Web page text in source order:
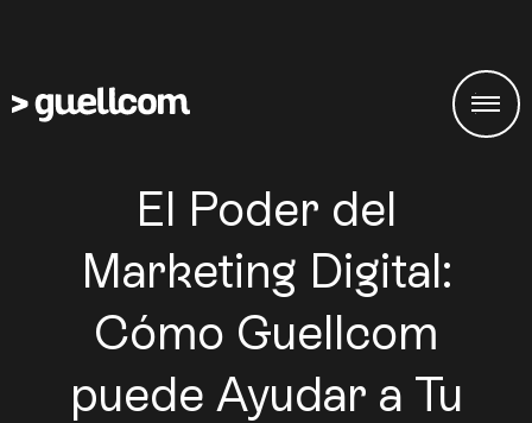
El Poder del
Marketing Digital:
Cómo Guellcom
puede Ayudar a Tu